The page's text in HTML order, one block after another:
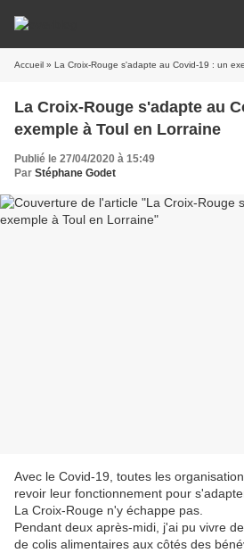
Accueil » La Croix-Rouge s'adapte au Covid-19 : un
La Croix-Rouge s'adapte au
exemple à Toul en Lorraine
Publié le 27/04/2020 à 15:49
Par Stéphane Godet
Avec le Covid-19, toutes les
revoir leur fonctionnement pour
La Croix-Rouge n'y échappe pas.
Pendant deux après-midi, j'ai pu vivre
de colis alimentaires aux côtés des